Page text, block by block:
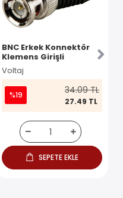
BNC Erkek Konnektör
Klemens Girişli
Voltaj
%19 34.09 TL
27.49 TL
SEPETE EKLE